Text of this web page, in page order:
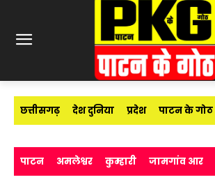
छत्तीसगढ़ देश दुनिया प्रदेश पाटन के गोठ
पाटन अमलेश्वर कुम्हारी जामगांव आर